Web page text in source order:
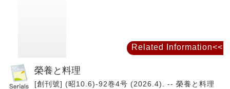
榮養と料理
[創刊號] (昭10.6)-92巻4号 (2026.4). -- 榮養と料理
Related Information<<